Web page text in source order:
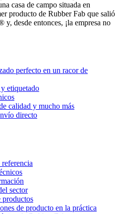
casa de campo situada en
producto de Rubber Fab que salió
desde entonces, ¡la empresa no
perfecto en un racor de
etiquetado
calidad y mucho más
directo
sector
productos
de producto en la práctica